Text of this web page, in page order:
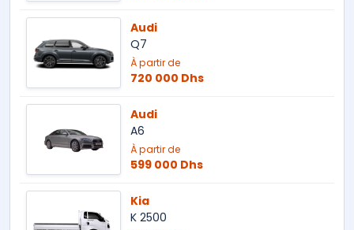
Audi
Q7
À partir de
720 000 Dhs
Audi
A6
À partir de
599 000 Dhs
Kia
K 2500